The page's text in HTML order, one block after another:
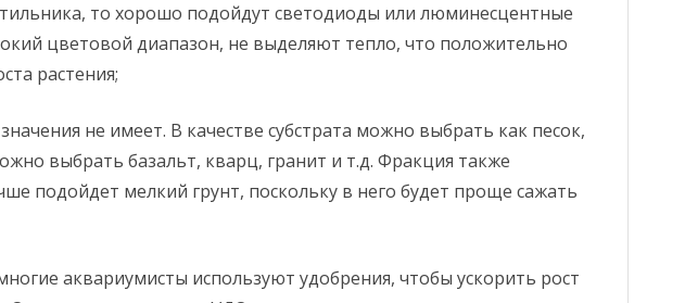
то хорошо подойдут светодиоды или люминесцентные
цветовой диапазон, не выделяют тепло, что положительно
растения;
не имеет. В качестве субстрата можно выбрать как песок,
выбрать базальт, кварц, гранит и т.д. Фракция также
подойдет мелкий грунт, поскольку в него будет проще сажать
аквариумисты используют удобрения, чтобы ускорить рост